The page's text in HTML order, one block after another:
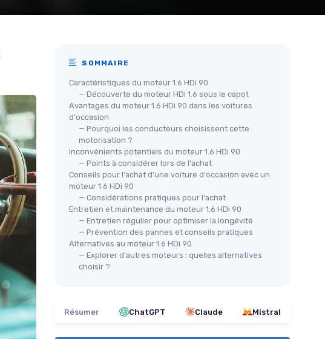
SOMMAIRE
Caractéristiques du moteur 1.6 HDi 90
— Découverte du moteur HDi 1.6 sous le capot
Avantages du moteur 1.6 HDi 90 dans les voitures
d'occasion
— Pourquoi les conducteurs choisissent cette
motorisation ?
Inconvénients potentiels du moteur 1.6 HDi 90
— Points à considérer lors de l'achat
Conseils pour l'achat d'une voiture d'occasion avec un
moteur 1.6 HDi 90
— Considérations pratiques pour l'achat
Entretien et maintenance du moteur 1.6 HDi 90
— Entretien régulier pour optimiser la longévité
— Prévention des pannes et conseils pratiques
Alternatives au moteur 1.6 HDi 90
— Explorer d'autres moteurs : quelles alternatives
choisir ?
Résumer ChatGPT Claude Mistral